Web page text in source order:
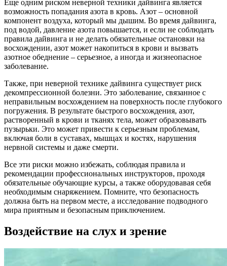
Еще одним риском неверной техники дайвинга является
возможность попадания азота в кровь. Азот – основной
компонент воздуха, который мы дышим. Во время дайвинга,
под водой, давление азота повышается, и если не соблюдать
правила дайвинга и не делать обязательные остановки на
восхождении, азот может накопиться в крови и вызвать
азотное обеднение – серьезное, а иногда и жизнеопасное
заболевание.
Также, при неверной технике дайвинга существует риск
декомпрессионной болезни. Это заболевание, связанное с
неправильным восхождением на поверхность после глубокого
погружения. В результате быстрого восхождения, азот,
растворенный в крови и тканях тела, может образовывать
пузырьки. Это может привести к серьезным проблемам,
включая боли в суставах, мышцах и костях, нарушения
нервной системы и даже смерти.
Все эти риски можно избежать, соблюдая правила и
рекомендации профессиональных инструкторов, проходя
обязательные обучающие курсы, а также оборудовавая себя
необходимым снаряжением. Помните, что безопасность
должна быть на первом месте, а исследование подводного
мира приятным и безопасным приключением.
Воздействие на слух и зрение